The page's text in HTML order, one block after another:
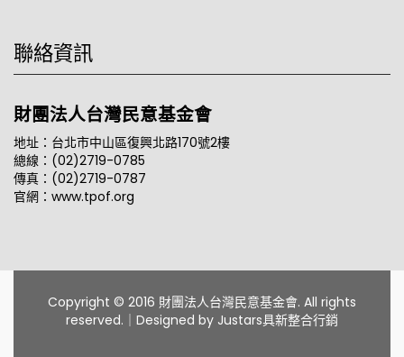
聯絡資訊
財團法人台灣民意基金會
地址：台北市中山區復興北路170號2樓
總線：(02)2719-0785
傳真：(02)2719-0787
官網：www.tpof.org
Copyright © 2016 財團法人台灣民意基金會. All rights
reserved.｜Designed by Justars具新整合行銷